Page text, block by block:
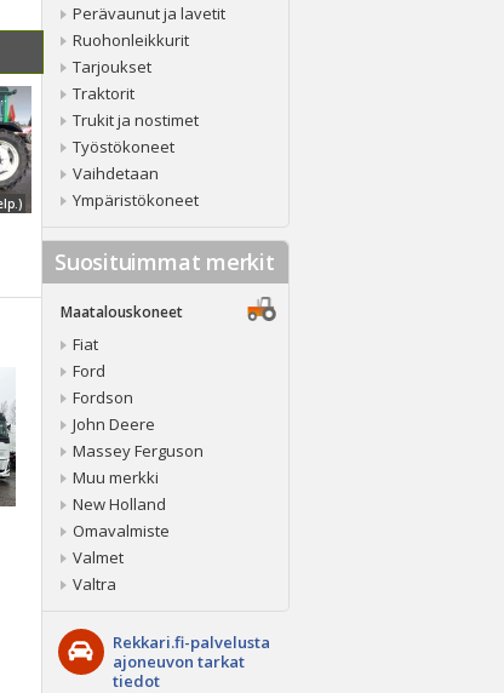
Perävaunut ja lavetit
Ruohonleikkurit
Tarjoukset
Traktorit
Trukit ja nostimet
Työstökoneet
Vaihdetaan
Ympäristökoneet
Suosituimmat merkit
Maatalouskoneet
Fiat
Ford
Fordson
John Deere
Massey Ferguson
Muu merkki
New Holland
Omavalmiste
Valmet
Valtra
Rekkari.fi-palvelusta
ajoneuvon tarkat
tiedot